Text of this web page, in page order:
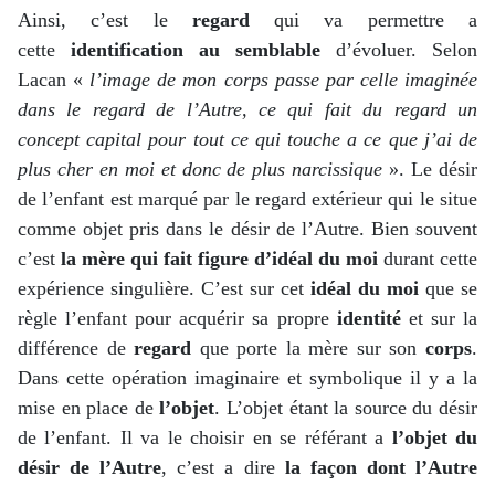
Ainsi, c’est le regardqui va permettre a
cette identification au semblable d’évoluer. Selon
Lacan « l’image de mon corps passe par celle imaginée
dans le regard de l’Autre, ce qui fait du regard un
concept capital pour tout ce qui touche a ce que j’ai de
plus cher en moi et donc de plus narcissique ». Le désir
de l’enfant est marqué par le regard extérieur qui le situe
comme objet pris dans le désir de l’Autre. Bien souvent
c’est la mère qui fait figure d’idéal du moi durant cette
expérience singulière. C’est sur cet idéal du moi que se
règle l’enfant pour acquérir sa propre identitéet sur la
différence deregard que porte la mère sur soncorps.
Dans cette opération imaginaire et symbolique il y a la
mise en place del’objet. L’objet étant la source du désir
de l’enfant. Il va le choisir en se référant a l’objet du
désir de l’Autre, c’est a direla façon dont l’Autre